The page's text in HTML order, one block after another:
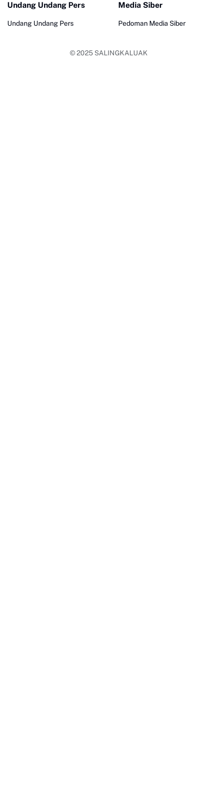
Undang Undang Pers
Undang Undang Pers
Media Siber
Pedoman Media Siber
© 2025 SALINGKALUAK